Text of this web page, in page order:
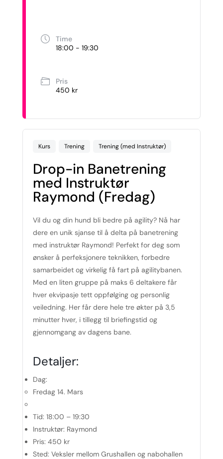
Time
18:00 - 19:30
Pris
450 kr
Kurs Trening Trening (med Instruktør)
Drop-in Banetrening
med Instruktør
Raymond (Fredag)
Vil du og din hund bli bedre på agility? Nå har
dere en unik sjanse til å delta på banetrening
med instruktør Raymond! Perfekt for deg som
ønsker å perfeksjonere teknikken, forbedre
samarbeidet og virkelig få fart på agilitybanen.
Med en liten gruppe på maks 6 deltakere får
hver ekvipasje tett oppfølging og personlig
veiledning. Her får dere hele tre økter på 3,5
minutter hver, i tillegg til briefingstid og
gjennomgang av dagens bane.
Detaljer:
Dag:
Fredag 14. Mars
Tid: 18:00 – 19:30
Instruktør: Raymond
Pris: 450 kr
Sted: Veksler mellom Grushallen og nabohallen